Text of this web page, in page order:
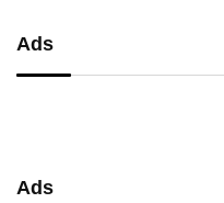
Ads
Ads